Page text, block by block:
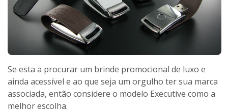
Se esta a procurar um brinde promocional de luxo e
ainda acessível e ao que seja um orgulho tersua marca
associada, então considere o modelo Executive como a
melhor escolha.